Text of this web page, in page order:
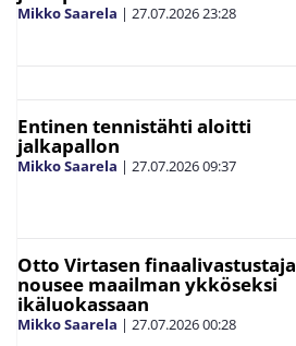
Mikko Saarela | 27.07.202623:28
Entinen tennistähti aloitti
jalkapallon
Mikko Saarela | 27.07.202609:37
Otto Virtasen finaalivastustaja
nousee maailman ykköseksi
ikäluokassaan
Mikko Saarela | 27.07.202600:28